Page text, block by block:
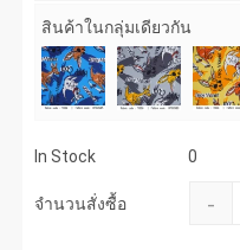
สินค้าในกลุ่มเดียวกัน
In Stock 0
จำนวนสั่งซื้อ -